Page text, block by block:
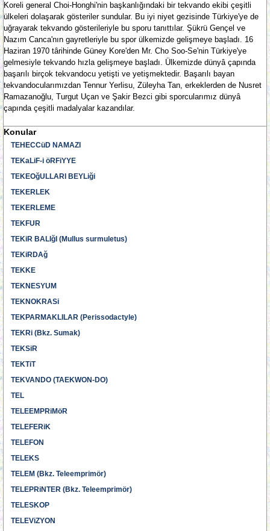
Koreli general Choi-Honghi'nin başkanlığındaki bir tekvando ekibi çeşitli
ülkeleri dolaşarak gösteriler sundular. Bu iyi niyet gezisinde Türkiye'ye de
uğrayarak tekvando gösterileriyle bu sporu tanıttılar. Şükrü Gençel ve
Nazım Canca'nın gayretleriyle bu spor ülkemizde gelişmeye başladı. 16
Haziran 1970 târihinde Güney Kore'den Mr. Cho Soo-Se'nin Türkiye'ye
gelmesiyle tekvando hızla gelişmeye başladı. Ülkemizde dünyâ çapında
başarılı birçok tekvandocu yetişti ve yetişmektedir. Başarılı bayan
tekvandocularımızdan Tennur Yerlisu, Züleyha Tan, erkeklerden de Nusret
Ramazanoğlu, Turgut Uçan ve Şakir Bezci gibi sporcularımız dünyâ
çapında çeşitli madalyalar kazandılar.
Konular
TEHECCüD NAMAZI
TEKaLiF-i öRFiYYE
TEKEOğULLARI BEYLiği
TEKERLEK
TEKERLEME
TEKFUR
TEKiR BALIğI (Mullus surmuletus)
TEKiRDAğ
TEKKE
TEKNESYUM
TEKNOKRASi
TEKPARMAKLILAR (Perissodactyle)
TEKRi (Bkz. Sumak)
TEKSiR
TEKTiT
TEKVANDO (TAEKWON-DO)
TEL
TELEEMPRiMöR
TELEFERiK
TELEFON
TELEKS
TELEM (Bkz. Teleemprimör)
TELEPRiNTER (Bkz. Teleemprimör)
TELESKOP
TELEViZYON